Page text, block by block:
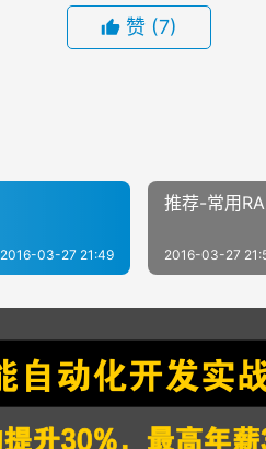
赞 (7)
2016-03-27 21:49
推荐-常用
2016-03-27